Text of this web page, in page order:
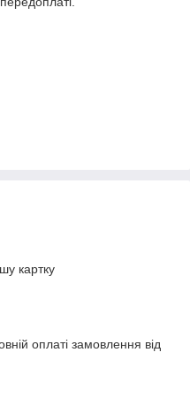
картку
оплаті замовлення від